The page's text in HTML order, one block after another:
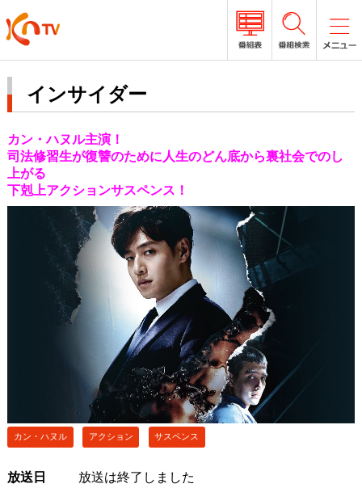
インサイダー
カン・ハヌル主演！
司法修習生が復讐のために人生のどん底から裏社会でのし
上がる
下剋上アクションサスペンス！
カン・ハヌル アクション サスペンス
放送日 放送は終了しました